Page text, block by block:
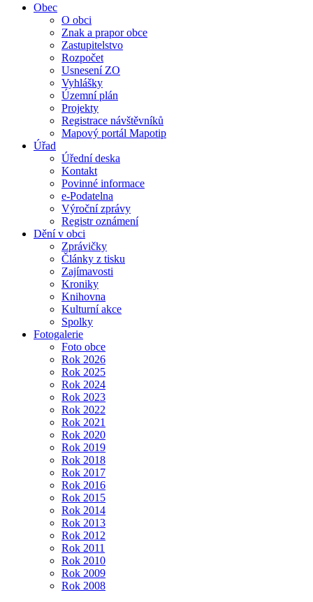
Obec
O obci
Znak a prapor obce
Zastupitelstvo
Rozpočet
Usnesení ZO
Vyhlášky
Územní plán
Projekty
Registrace návštěvníků
Mapový portál Mapotip
Úřad
Úřední deska
Kontakt
Povinné informace
e-Podatelna
Výroční zprávy
Registr oznámení
Dění v obci
Zprávičky
Články z tisku
Zajímavosti
Kroniky
Knihovna
Kulturní akce
Spolky
Fotogalerie
Foto obce
Rok 2026
Rok 2025
Rok 2024
Rok 2023
Rok 2022
Rok 2021
Rok 2020
Rok 2019
Rok 2018
Rok 2017
Rok 2016
Rok 2015
Rok 2014
Rok 2013
Rok 2012
Rok 2011
Rok 2010
Rok 2009
Rok 2008